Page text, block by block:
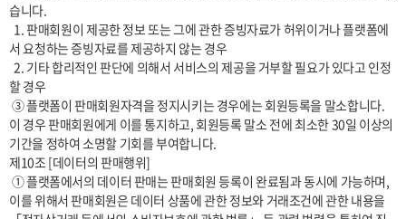
습니다.
서 요청하는 증빙자료를 제공하지 않는 경우
  2. 기타 합리적인 판단에 의해서 서비스의 제공을 거부할 필요가 있다고 인정
할 경우
이 경우 판매회원에게 이를 통지하고, 회원등록 말소 전에 최소한 30일 이상의
기간을 정하여 소명할 기회를 부여합니다.
제10조 [데이터의 판매행위]
이를 위해서 판매회원은 데이터 상품에 관한 정보와 거래조건에 관한 내용을